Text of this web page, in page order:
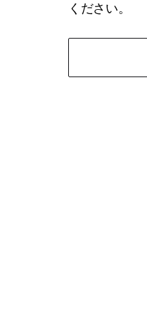
ください。